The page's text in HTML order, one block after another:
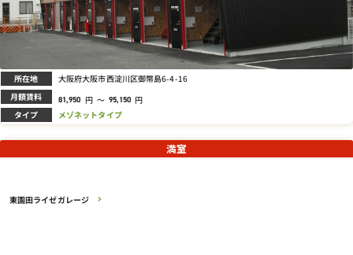
所在地 大阪府大阪市西淀川区御幣島6-4-16
月額賃料 81,950 円 ～ 95,150 円
タイプ メゾネットタイプ
東園田ライゼガレージ
満室